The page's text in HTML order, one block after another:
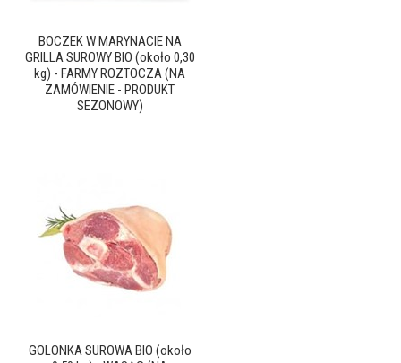
BOCZEK W MARYNACIE NA
GRILLA SUROWY BIO (około 0,30
kg) - FARMY ROZTOCZA (NA
ZAMÓWIENIE - PRODUKT
SEZONOWY)
GOLONKA SUROWA BIO (około